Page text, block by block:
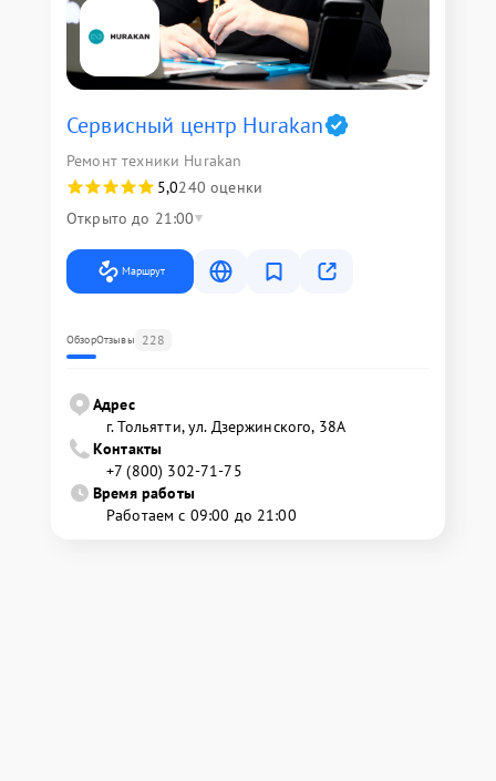
Сервисный центр Hurakan
Ремонт техники Hurakan
5,0240 оценки
Открыто до 21:00
Маршрут
ОбзорОтзывы 228
Адрес
г. Тольятти, ул. Дзержинского, 38А
Контакты
+7 (800) 302-71-75
Время работы
Работаем с 09:00 до 21:00